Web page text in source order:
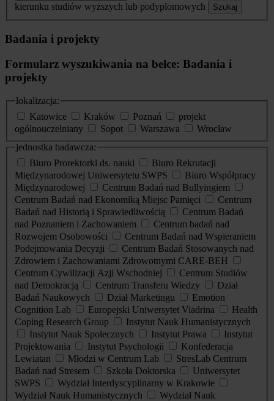
kierunku studiów wyższych lub podyplomowych
Szukaj
Badania i projekty
Formularz wyszukiwania na belce: Badania i
projekty
lokalizacja:
Katowice
Kraków Poznań
projekt
ogólnouczelniany
Sopot Warszawa
Wrocław
jednostka badawcza:
Biuro Prorektorki ds. nauki
Biuro Rekrutacji
Międzynarodowej Uniwersytetu SWPS
Biuro Współpracy
Międzynarodowej
Centrum Badań nad Bullyingiem
Centrum Badań nad Ekonomiką Miejsc Pamięci
Centrum
Badań nad Historią i Sprawiedliwością
Centrum Badań
nad Poznaniem i Zachowaniem
Centrum badań nad
Rozwojem Osobowości
Centrum Badań nad Wspieraniem
Podejmowania Decyzji
Centrum Badań Stosowanych nad
Zdrowiem i Zachowaniami Zdrowotnymi CARE-BEH
Centrum Cywilizacji Azji Wschodniej
Centrum Studiów
nad Demokracją
Centrum Transferu Wiedzy
Dział
Badań Naukowych
Dział Marketingu
Emotion
Cognition Lab
Europejski Uniwersytet Viadrina
Health
Coping Research Group
Instytut Nauk Humanistycznych
Instytut Nauk Społecznych
Instytut Prawa
Instytut
Projektowania
Instytut Psychologii
Konfederacja
Lewiatan
Młodzi w Centrum Lab
StresLab Centrum
Badań nad Stresem
Szkoła Doktorska
Uniwersytet
SWPS
Wydział Interdyscyplinarny w Krakowie
Wydział Nauk Humanistycznych
Wydział Nauk